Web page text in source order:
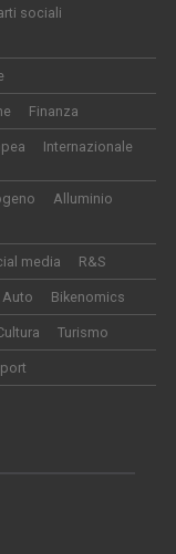
sociali
Finanza
Internazionale
Alluminio
media R&S
Auto Bikenomics
Turismo